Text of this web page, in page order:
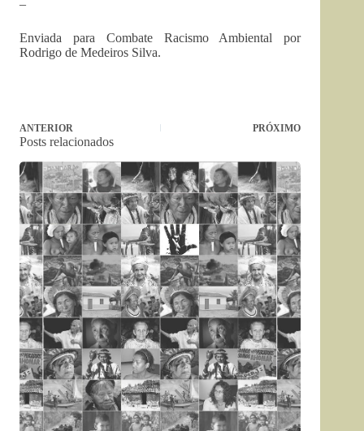
–
Enviada para Combate Racismo Ambiental por
Rodrigo de Medeiros Silva.
ANTERIOR PRÓXIMO
Posts relacionados